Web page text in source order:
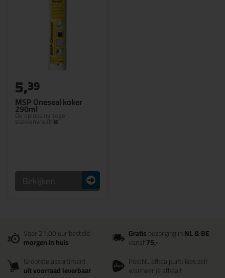
MSP Oneseal koker
290ml
De oplossing tegen
slakkenvraat!🐌
5,39
Bekijken
Voor 21:00 uur besteld
morgen in huis
Gratisbezorging inNL & BE
vanaf75,-
Grootste assortiment
uit voorraad leverbaar
PostNL afhaalpunt: kies zelf
wanneer je afhaalt